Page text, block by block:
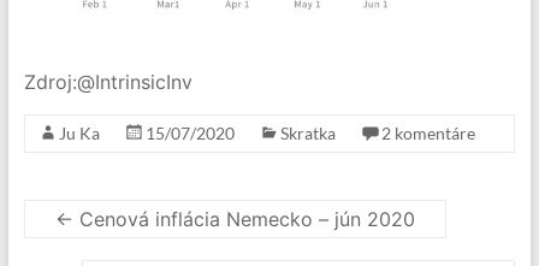
Zdroj:@IntrinsicInv
Ju Ka 15/07/2020 Skratka 2 komentáre
← Cenová inflácia Nemecko – jún 2020